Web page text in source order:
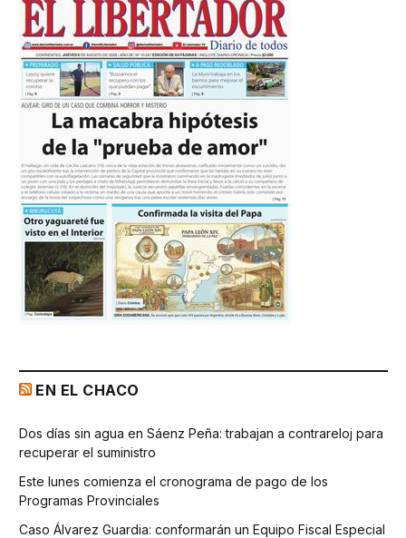
EN EL CHACO
Dos días sin agua en Sáenz Peña: trabajan a contrareloj para
recuperar el suministro
Este lunes comienza el cronograma de pago de los
Programas Provinciales
Caso Álvarez Guardia: conformarán un Equipo Fiscal Especial